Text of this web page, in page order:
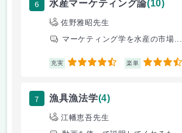
6 水産マーケティング論(10)
佐野雅昭先生
マーケティング学を水産の市場...
充実 4.5 楽単 3.5
7 漁具漁法学(4)
江幡恵吾先生